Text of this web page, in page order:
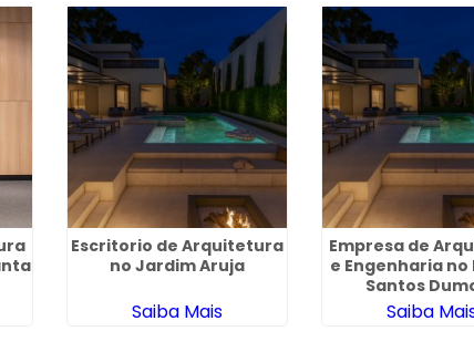
Escritorio de Arquitetura
no Jardim Aruja
Saiba Mais
Empresa de
e Engenharia no
Santos
Saiba